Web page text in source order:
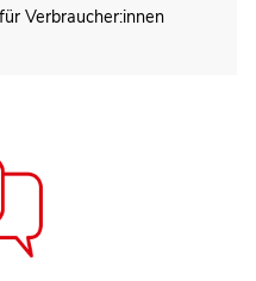
Verbraucher:innen